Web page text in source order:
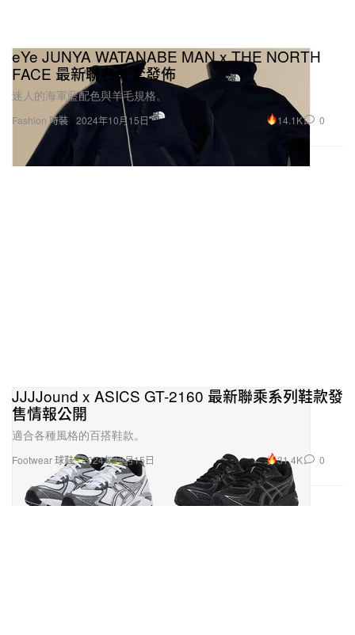
Fashion 時裝
eYe JUNYA WATANABE MAN x THE NORTH
FACE 最新聯名外套發佈
迷人的海軍藍配色與羊毛規格。
2024年10月15日 14.1K 0
Footwear 球鞋
JJJJound x ASICS GT-2160 最新聯乘系列鞋款發
售情報公開
適合各種風格的百搭鞋款。
2024年10月15日 31.4K 0